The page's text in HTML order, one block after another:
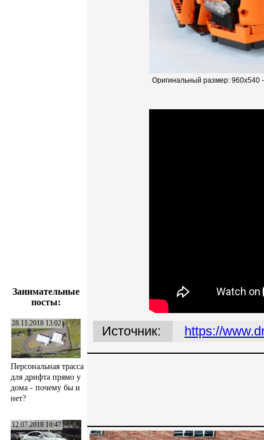
Занимательные
посты:
28.11.2018 13:02
Персональная трасса
для дрифта прямо у
дома - почему бы и
нет?
12.07.2018 10:47
Оригинальный размер: 960x540
Источник: https://